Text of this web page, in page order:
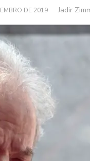
DE 2019 Author
Jadir